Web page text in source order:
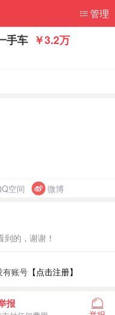
管理
手车 ￥3.2万
空间 微博
的，谢谢！
有账号 【点击注册】
报